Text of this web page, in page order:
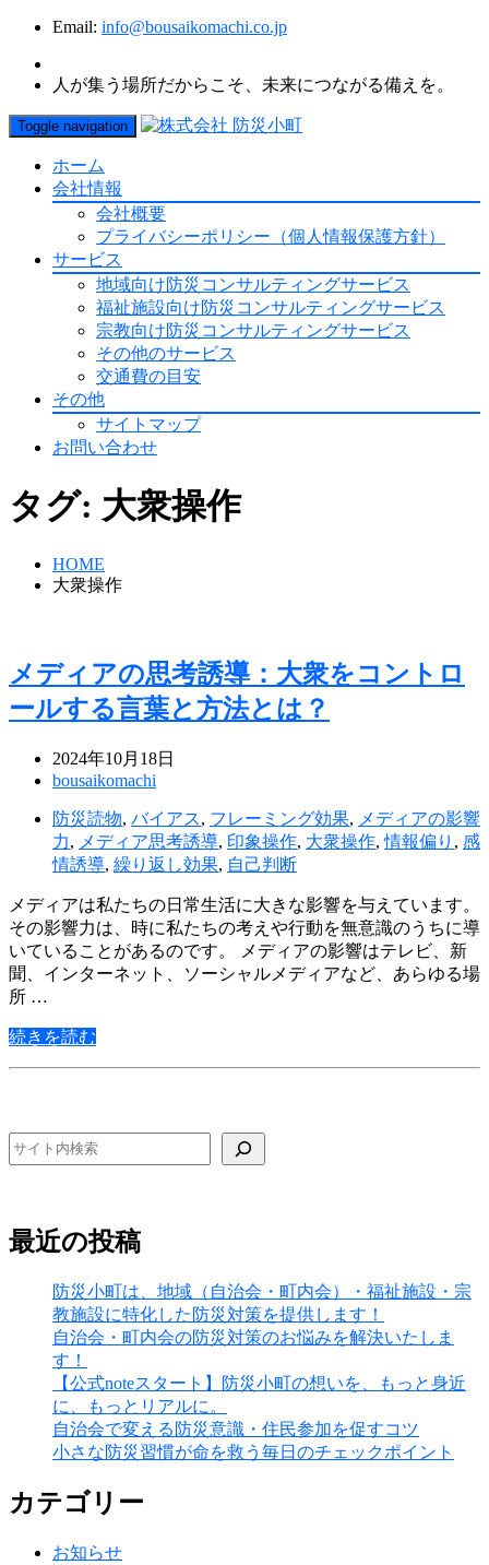
Email: info@bousaikomachi.co.jp
人が集う場所だからこそ、未来につながる備えを。
Toggle navigation
ホーム
会社情報
会社概要
プライバシーポリシー（個人情報保護方針）
サービス
地域向け防災コンサルティングサービス
福祉施設向け防災コンサルティングサービス
宗教向け防災コンサルティングサービス
その他のサービス
交通費の目安
その他
サイトマップ
お問い合わせ
タグ: 大衆操作
HOME
大衆操作
メディアの思考誘導：大衆をコントロ
ールする言葉と方法とは？
2024年10月18日
bousaikomachi
防災読物, バイアス, フレーミング効果, メディアの影響
力, メディア思考誘導, 印象操作, 大衆操作,情報偏り , 感
情誘導, 繰り返し効果, 自己判断
メディアは私たちの日常生活に大きな影響を与えています。
その影響力は、時に私たちの考えや行動を無意識のうちに導
いていることがあるのです。 メディアの影響はテレビ、新
聞、インターネット、ソーシャルメディアなど、あらゆる場
所 …
続きを読む
検索
最近の投稿
防災小町は、地域（自治会・町内会）・福祉施設・宗
教施設に特化した防災対策を提供します！
自治会・町内会の防災対策のお悩みを解決いたしま
す！
【公式noteスタート】防災小町の想いを、もっと身近
に、もっとリアルに。
自治会で変える防災意識・住民参加を促すコツ
小さな防災習慣が命を救う毎日のチェックポイント
カテゴリー
お知らせ